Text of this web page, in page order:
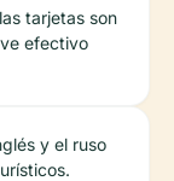
tarjetas son
efectivo
y el ruso